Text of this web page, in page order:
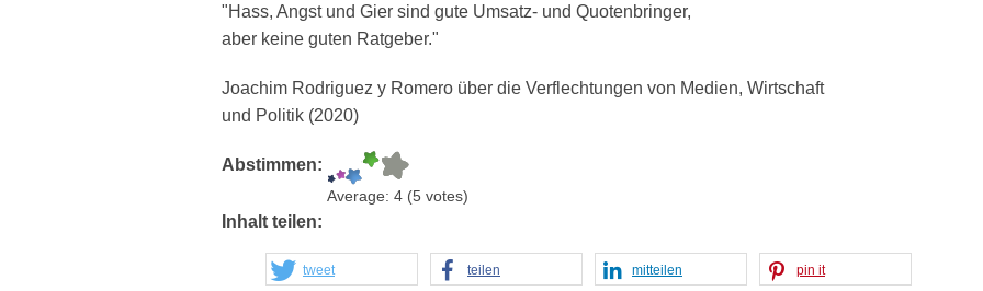
"Hass, Angst und Gier sind gute Umsatz- und Quotenbringer,
aber keine guten Ratgeber."
Joachim Rodriguez y Romero über die Verflechtungen von Medien, Wirtschaft
und Politik (2020)
Abstimmen:
Average: 4 (5 votes)
Inhalt teilen:
tweet teilen mitteilen pin it